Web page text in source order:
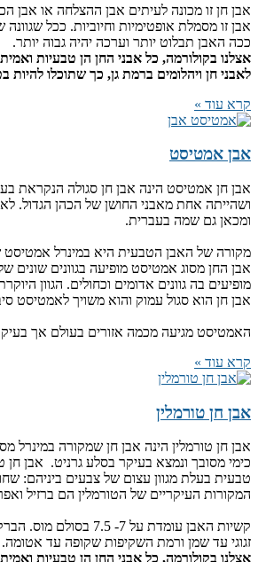
אבן חן זו מכונה לעיתים אבן ההצלחה או אבן
אבן זו מסמלת אופטימיות וחיוביות. ככל
ככה האבן תבלוט יותר וערכה יהיה גבוה יותר.
אצלנו בקולורמה, כל אבני החן הן טבעיות
לאבני חן ויהלומים ברמת גן, כך שתוכלו
קרא עוד »
אבן אמטיסט
אבן חן אמטיסט הינה אבן חן סגולה הנקראת
ושהייתה אחת מאבני החושן של הכהן הגדול.
ומכאן גם שמה בעברית.
מקורה של האבן הטבעית היא במינרל אמטיסט
אבן החן מסוג אמטיסט מופיעה בגוונים שונים של
מופיעים בה גוונים אדומים וכחולים. הגוון
אבן חן הוא סגול עמוק והוא משויך לאמטיסט
האמטיסט מגיעה מכמה אזורים בעולם אך בעיקר
קרא עוד »
אבן חן טורמלין
אבן חן טורמלין הינה אבן חן שמקורה במינרל
כימי מסובך ונמצא בעיקר בסלע גרניט. אבן חן
טבעית בעלת מגוון עצום של צבעים ביניהם:
המקורות העיקריים של הטורמלין הם ברזיל
קשיות האבן עומדת על 7-
זגוגי עד שמן ורמת השקיפות שקופה עד אטומה.
אצלנו בקולורמה, כל אבני החן הן טבעיות